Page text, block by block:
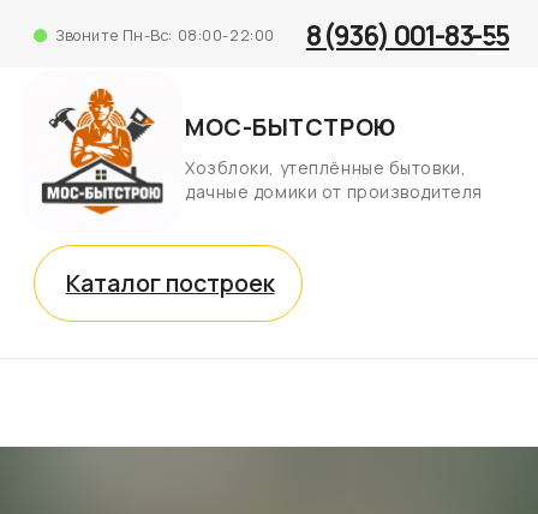
Хозблоки, утеплённые бытовки,
дачные домики от производителя
Каталог построек
8 (936) 001-83-55